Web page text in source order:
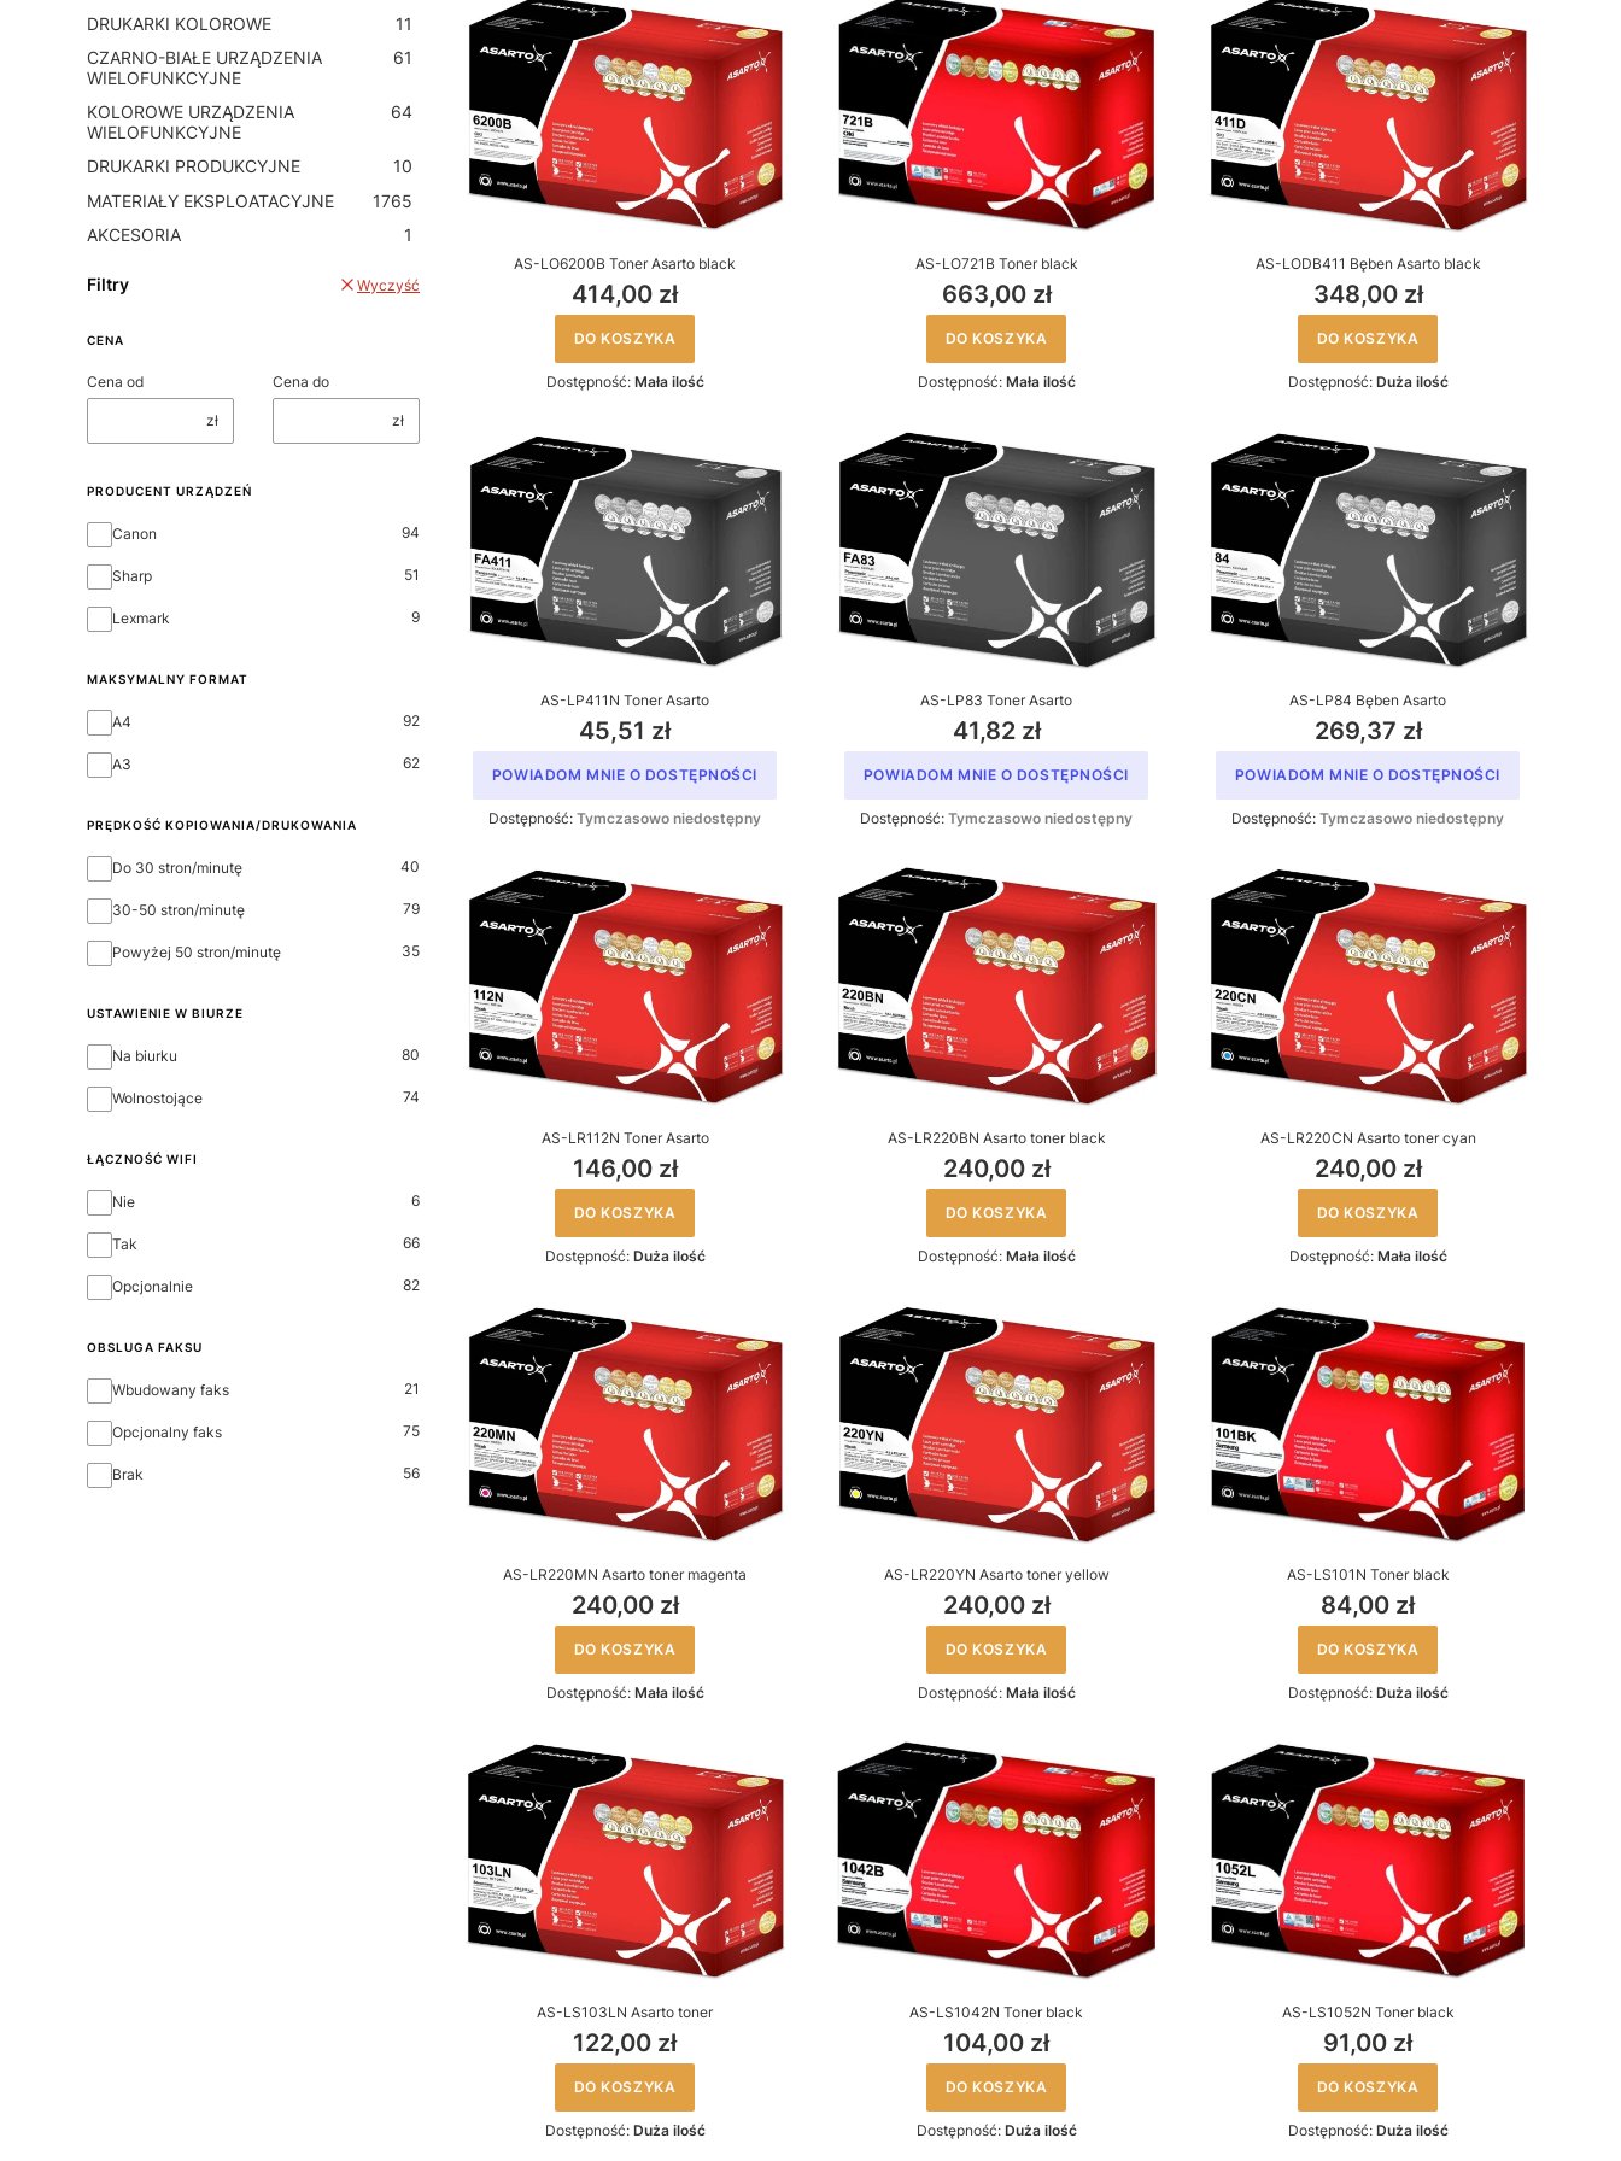
DRUKARKI KOLOROWE
11
CZARNO-BIAŁE URZĄDZENIA
WIELOFUNKCYJNE
61
KOLOROWE URZĄDZENIA
WIELOFUNKCYJNE
64
DRUKARKI PRODUKCYJNE
10
MATERIAŁY EKSPLOATACYJNE
1765
AKCESORIA
1
Filtry Wyczyść
CENA
Cena od
zł
Cena do
zł
PRODUCENT URZĄDZEŃ
PRODUCENT URZĄDZEŃ
Canon 94
Sharp 51
Lexmark 9
MAKSYMALNY FORMAT
MAKSYMALNY FORMAT
A4 92
A3 62
PRĘDKOŚĆ KOPIOWANIA/DRUKOWANIA
Prędkość kopiowania/drukowania
Do 30 stron/minutę 40
30-50 stron/minutę 79
Powyżej 50 stron/minutę 35
USTAWIENIE W BIURZE
USTAWIENIE W BIURZE
Na biurku 80
Wolnostojące 74
ŁĄCZNOŚĆ WIFI
Łączność WIFI
Nie 6
Tak 66
Opcjonalnie 82
OBSLUGA FAKSU
Obsluga faksu
Wbudowany faks 21
Opcjonalny faks 75
Brak 56
AS-LO6200B Toner Asarto black
414,00 zł
DO KOSZYKA
Dostępność: Mała ilość
AS-LO721B Toner black
663,00 zł
DO KOSZYKA
Dostępność: Mała ilość
AS-LODB411 Bęben Asarto black
348,00 zł
DO KOSZYKA
Dostępność: Duża ilość
AS-LP411N Toner Asarto
45,51 zł
POWIADOM MNIE O DOSTĘPNOŚCI
Dostępność: Tymczasowo niedostępny
AS-LP83 Toner Asarto
41,82 zł
POWIADOM MNIE O DOSTĘPNOŚCI
Dostępność: Tymczasowo niedostępny
AS-LP84 Bęben Asarto
269,37 zł
POWIADOM MNIE O DOSTĘPNOŚCI
Dostępność: Tymczasowo niedostępny
AS-LR112N Toner Asarto
146,00 zł
DO KOSZYKA
Dostępność: Duża ilość
AS-LR220BN Asarto toner black
240,00 zł
DO KOSZYKA
Dostępność: Mała ilość
AS-LR220CN Asarto toner cyan
240,00 zł
DO KOSZYKA
Dostępność: Mała ilość
AS-LR220MN Asarto toner magenta
240,00 zł
DO KOSZYKA
Dostępność: Mała ilość
AS-LR220YN Asarto toner yellow
240,00 zł
DO KOSZYKA
Dostępność: Mała ilość
AS-LS101N Toner black
84,00 zł
DO KOSZYKA
Dostępność: Duża ilość
AS-LS103LN Asarto toner
122,00 zł
DO KOSZYKA
Dostępność: Duża ilość
AS-LS1042N Toner black
104,00 zł
DO KOSZYKA
Dostępność: Duża ilość
AS-LS1052N Toner black
91,00 zł
DO KOSZYKA
Dostępność: Duża ilość